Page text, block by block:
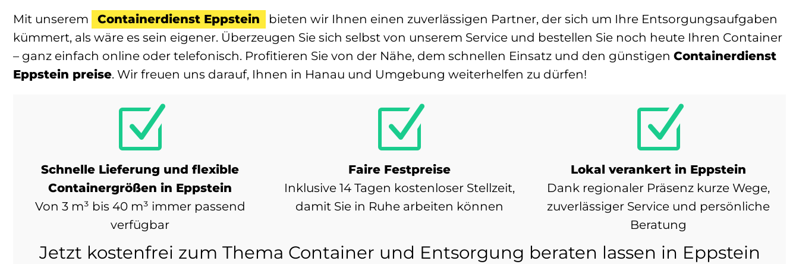
Mit unserem Containerdienst Eppstein
bieten wir Ihnen einen zuverlässigen Partner, der sich um Ihre Entsorgungsaufgaben
kümmert, als wäre es sein eigener. Überzeugen Sie sich selbst von unserem Service und bestellen Sie noch heute Ihren Container
– ganz einfach online oder telefonisch. Profitieren Sie von der Nähe, dem schnellen Einsatz und den günstigen Containerdienst
Eppstein preise. Wir freuen uns darauf, Ihnen in Hanau und Umgebung weiterhelfen zu dürfen!
Z
Schnelle Lieferung und flexible
Containergrößen in Eppstein
Von 3 m³ bis 40 m³ immer passend
verfügbar
Z
Faire Festpreise
Inklusive 14 Tagen kostenloser Stellzeit,
damit Sie in Ruhe arbeiten können
Z
Lokal verankert in Eppstein
Dank regionaler Präsenz kurze Wege,
zuverlässiger Service und persönliche
Beratung
Jetzt kostenfrei zum Thema Container und Entsorgung beraten lassen in Eppstein